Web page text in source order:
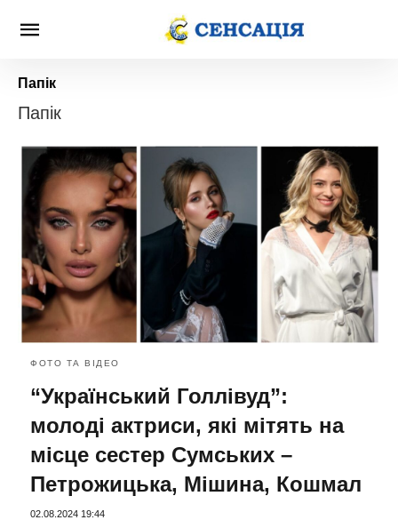
Папік
Папік
ФОТО ТА ВІДЕО
“Український Голлівуд”:
молоді актриси, які мітять на
місце сестер Сумських –
Петрожицька, Мішина, Кошмал
02.08.2024 19:44